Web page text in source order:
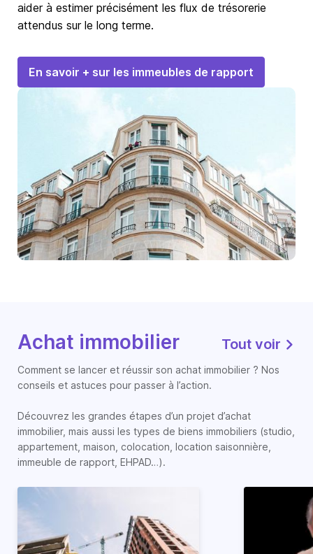
aider à estimer précisément les flux de trésorerie
attendus sur le long terme.
En savoir + sur les immeubles de rapport
Achat immobilier Tout voir
Comment se lancer et réussir son achat immobilier ? Nos
conseils et astuces pour passer à l’action.
Découvrez les grandes étapes d’un projet d’achat
immobilier, mais aussi les types de biens immobiliers (studio,
appartement, maison, colocation, location saisonnière,
immeuble de rapport, EHPAD…).